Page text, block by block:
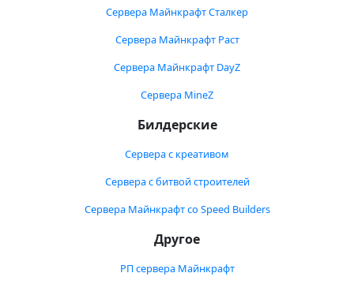
Сервера Майнкрафт Сталкер
Сервера Майнкрафт Раст
Сервера Майнкрафт DayZ
Сервера MineZ
Билдерские
Сервера с креативом
Сервера с битвой строителей
Сервера Майнкрафт со Speed Builders
Другое
РП сервера Майнкрафт